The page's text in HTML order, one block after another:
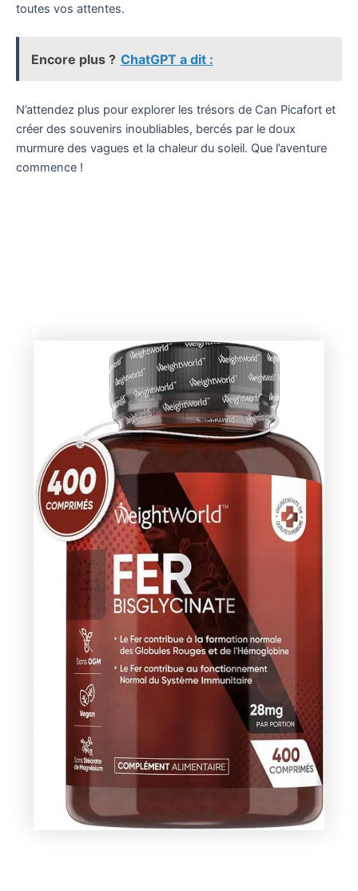
toutes vos attentes.
Encore plus ? ChatGPT a dit :
N’attendez plus pour explorer les trésors de Can Picafort et
créer des souvenirs inoubliables, bercés par le doux
murmure des vagues et la chaleur du soleil. Que l’aventure
commence !